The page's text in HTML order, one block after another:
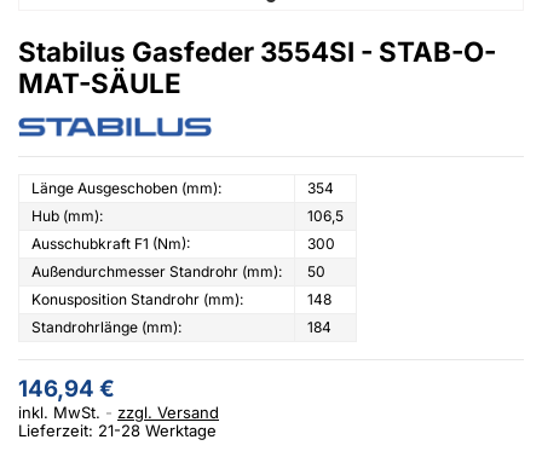
Stabilus Gasfeder 3554SI - STAB-O-
MAT-SÄULE
Länge Ausgeschoben (mm):
354
Hub (mm):
106,5
Ausschubkraft F1 (Nm):
300
Außendurchmesser Standrohr (mm):
50
Konusposition Standrohr (mm):
148
Standrohrlänge (mm):
184
146,94 €
inkl. MwSt.
zzgl. Versand
Lieferzeit: 21-28 Werktage